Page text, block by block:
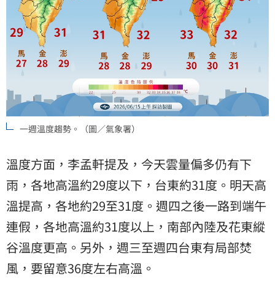
一週溫度趨勢。（圖／氣象署）
溫度方面，李孟軒提及，今天雲量偏多仍有下
雨，各地高溫約29度以下，台東約31度。明天高
溫提高，各地約29至31度。週四之後一路到端午
連假，各地高溫約31度以上，南部內陸及花東縱
谷溫度更高。另外，週三至週四台東有局部焚
風，要留意36度左右高溫。